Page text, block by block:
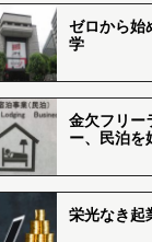
ゼロから始
学
金欠フリー
ー、民泊を
栄光なき起